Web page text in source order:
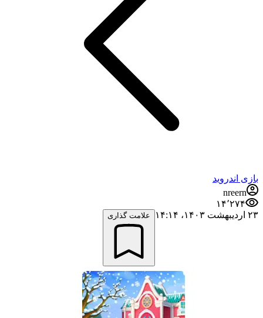
بازی اندروید
nreern
۱۴٬۲۷۴
۲۳ اردیبهشت ۱۴۰۳،‏ ۱۴:۱۴
علامت گذاری